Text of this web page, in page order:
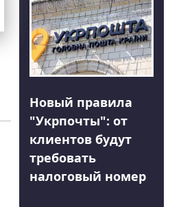
Новый правила
"Укрпочты": от
клиентов будут
требовать
налоговый номер